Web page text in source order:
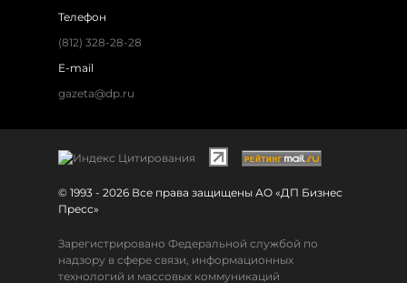
Телефон
(812) 328-28-28
E-mail
gazeta@dp.ru
© 1993 - 2026 Все права защищены АО «ДП Бизнес
Пресс»
Зарегистрировано Федеральной службой по
надзору в сфере связи, информационных
технологий и массовых коммуникаций